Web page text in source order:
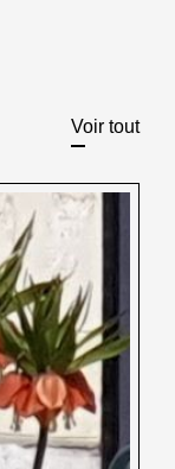
Voir tout